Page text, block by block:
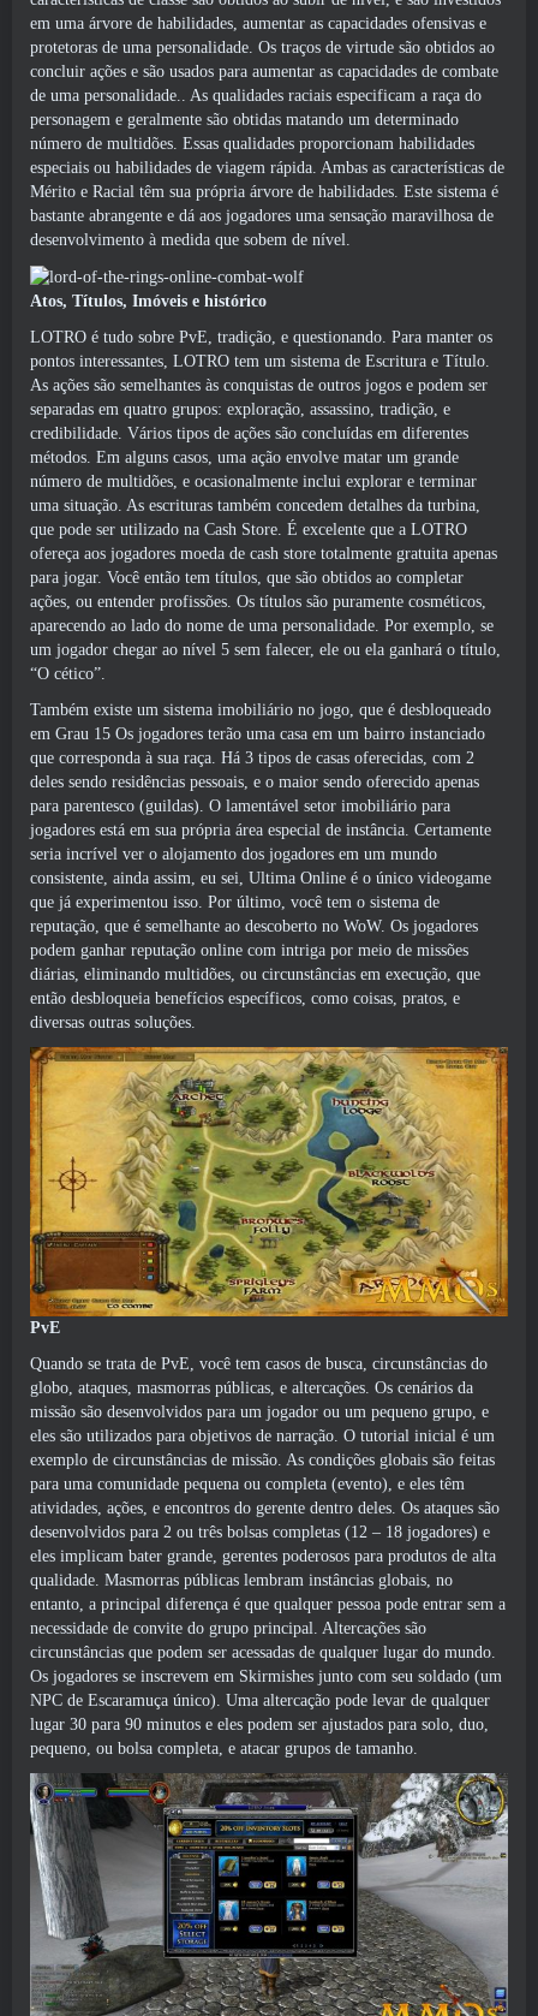
em uma árvore de habilidades, aumentar as capacidades ofensivas e
protetoras de uma personalidade. Os traços de virtude são obtidos ao
concluir ações e são usados ​​para aumentar as capacidades de combate
de uma personalidade.. As qualidades raciais especificam a raça do
personagem e geralmente são obtidas matando um determinado
número de multidões. Essas qualidades proporcionam habilidades
especiais ou habilidades de viagem rápida. Ambas as características de
Mérito e Racial têm sua própria árvore de habilidades. Este sistema é
bastante abrangente e dá aos jogadores uma sensação maravilhosa de
desenvolvimento à medida que sobem de nível.
Atos, Títulos, Imóveis e histórico
LOTRO é tudo sobre PvE, tradição, e questionando. Para manter os
pontos interessantes, LOTRO tem um sistema de Escritura e Título.
As ações são semelhantes às conquistas de outros jogos e podem ser
separadas em quatro grupos: exploração, assassino, tradição, e
credibilidade. Vários tipos de ações são concluídas em diferentes
métodos. Em alguns casos, uma ação envolve matar um grande
número de multidões, e ocasionalmente inclui explorar e terminar
uma situação. As escrituras também concedem detalhes da turbina,
que pode ser utilizado na Cash Store. É excelente que a LOTRO
ofereça aos jogadores moeda de cash store totalmente gratuita apenas
para jogar. Você então tem títulos, que são obtidos ao completar
ações, ou entender profissões. Os títulos são puramente cosméticos,
aparecendo ao lado do nome de uma personalidade. Por exemplo, se
um jogador chegar ao nível 5 sem falecer, ele ou ela ganhará o título,
“O cético”.
Também existe um sistema imobiliário no jogo, que é desbloqueado
em Grau 15 Os jogadores terão uma casa em um bairro instanciado
que corresponda à sua raça. Há 3 tipos de casas oferecidas, com 2
deles sendo residências pessoais, e o maior sendo oferecido apenas
para parentesco (guildas). O lamentável setor imobiliário para
jogadores está em sua própria área especial de instância. Certamente
seria incrível ver o alojamento dos jogadores em um mundo
consistente, ainda assim, eu sei, Ultima Online é o único videogame
que já experimentou isso. Por último, você tem o sistema de
reputação, que é semelhante ao descoberto no WoW. Os jogadores
podem ganhar reputação online com intriga por meio de missões
diárias, eliminando multidões, ou circunstâncias em execução, que
então desbloqueia benefícios específicos, como coisas, pratos, e
diversas outras soluções.
PvE
Quando se trata de PvE, você tem casos de busca, circunstâncias do
globo, ataques, masmorras públicas, e altercações. Os cenários da
missão são desenvolvidos para um jogador ou um pequeno grupo, e
eles são utilizados para objetivos de narração. O tutorial inicial é um
exemplo de circunstâncias de missão. As condições globais são feitas
para uma comunidade pequena ou completa (evento), e eles têm
atividades, ações, e encontros do gerente dentro deles. Os ataques são
desenvolvidos para 2 ou três bolsas completas (12 – 18 jogadores) e
eles implicam bater grande, gerentes poderosos para produtos de alta
qualidade. Masmorras públicas lembram instâncias globais, no
entanto, a principal diferença é que qualquer pessoa pode entrar sem a
necessidade de convite do grupo principal. Altercações são
circunstâncias que podem ser acessadas de qualquer lugar do mundo.
Os jogadores se inscrevem em Skirmishes junto com seu soldado (um
NPC de Escaramuça único). Uma altercação pode levar de qualquer
lugar 30 para 90 minutos e eles podem ser ajustados para solo, duo,
pequeno, ou bolsa completa, e atacar grupos de tamanho.